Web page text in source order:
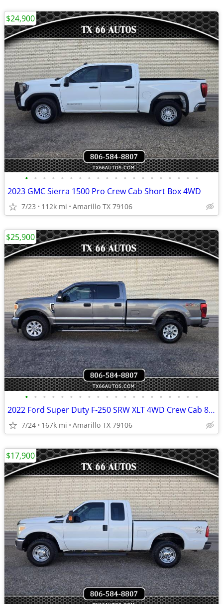
• • • • • • • • • • • • • • • • • • • •
2023 GMC Sierra 1500 Pro Crew Cab Short Box 4WD
7/23 112k mi Amarillo TX 79106
$24,900
• • • • • • • • • • • • • • • • • • • •
2022 Ford Super Duty F-250 SRW XLT 4WD Crew Cab 8 Box
7/24 167k mi Amarillo TX 79106
$25,900
$17,900